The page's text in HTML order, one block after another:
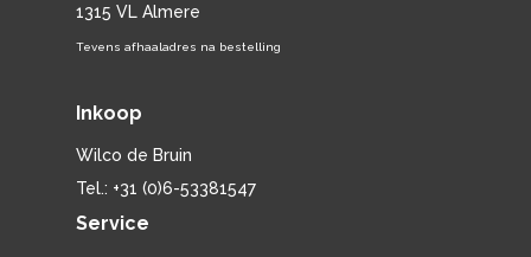
1315 VL Almere
Tevens afhaaladres na bestelling
Inkoop
Wilco de Bruin
Tel.: +31 (0)6-53381547
Service